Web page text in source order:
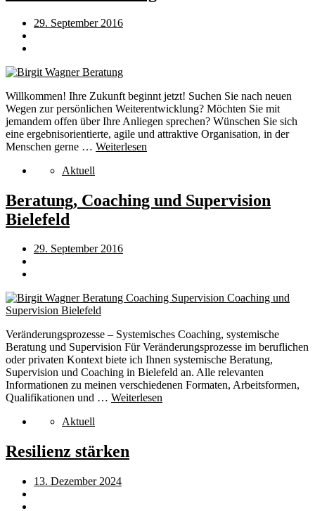
29. September 2016
Willkommen! Ihre Zukunft beginnt jetzt! Suchen Sie nach neuen
Wegen zur persönlichen Weiterentwicklung? Möchten Sie mit
jemandem offen über Ihre Anliegen sprechen? Wünschen Sie sich
eine ergebnisorientierte, agile und attraktive Organisation, in der
Menschen gerne … Weiterlesen
Aktuell
Beratung, Coaching und Supervision
Bielefeld
29. September 2016
Veränderungsprozesse – Systemisches Coaching, systemische
Beratung und Supervision Für Veränderungsprozesse im beruflichen
oder privaten Kontext biete ich Ihnen systemische Beratung,
Supervision und Coaching in Bielefeld an. Alle relevanten
Informationen zu meinen verschiedenen Formaten, Arbeitsformen,
Qualifikationen und … Weiterlesen
Aktuell
Resilienz stärken
13. Dezember 2024